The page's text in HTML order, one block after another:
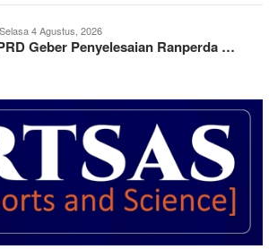
Selasa 4 Agustus, 2026
Geber Penyelesaian Ranperda …